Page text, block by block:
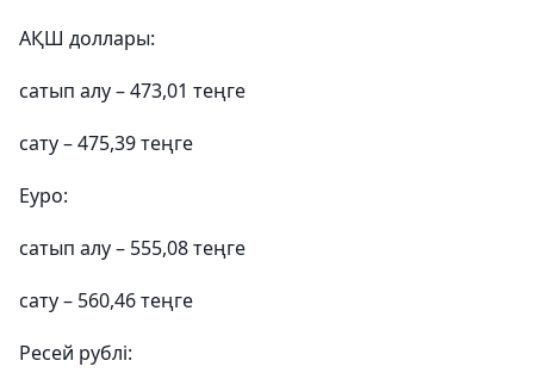
АҚШ доллары:
сатып алу – 473,01 теңге
сату – 475,39 теңге
Еуро:
сатып алу – 555,08 теңге
сату – 560,46 теңге
Ресей рублі: